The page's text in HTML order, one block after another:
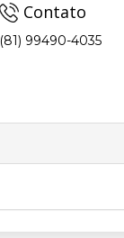
Contato
(81) 99490-4035